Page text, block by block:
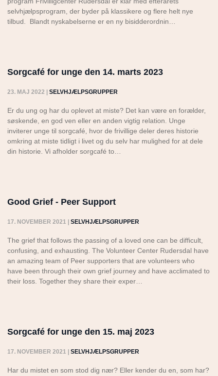
selvhjælpsprogram, der byder på klassikere og flere helt nye
tilbud. Blandt nyskabelserne er en ny bisidderordnin…
Sorgcafé for unge den 14. marts 2023
23. MAJ 2022 SELVHJÆLPSGRUPPER
Er du ung og har du oplevet at miste? Det kan være en forælder,
søskende, en god ven eller en anden vigtig relation. Unge
inviterer unge til sorgcafé, hvor de frivillige deler deres historie
omkring at miste tidligt i livet og du selv har mulighed for at dele
din historie. Vi afholder sorgcafé to…
Good Grief - Peer Support
17. NOVEMBER 2021 SELVHJÆLPSGRUPPER
The grief that follows the passing of a loved one can be difficult,
confusing, and exhausting. The Volunteer Center Rudersdal have
an amazing team of Peer supporters that are volunteers who
have been through their own grief journey and have acclimated to
their loss. Together they share their exper…
Sorgcafé for unge den 15. maj 2023
17. NOVEMBER 2021 SELVHJÆLPSGRUPPER
Har du mistet en som stod dig nær? Eller kender du en, som har?